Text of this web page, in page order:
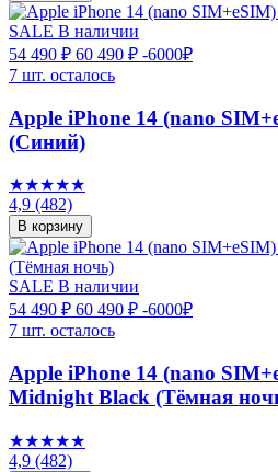
SALE В наличии
54 490 ₽ 60 490 ₽ -6000₽
7 шт. осталось
Apple iPhone 14 (nano
(Синий)
★★★★★
4,9 (482)
В корзину
SALE В наличии
54 490 ₽ 60 490 ₽ -6000₽
7 шт. осталось
Apple iPhone 14 (nano
Midnight Black (Тёмная
★★★★★
4,9 (482)